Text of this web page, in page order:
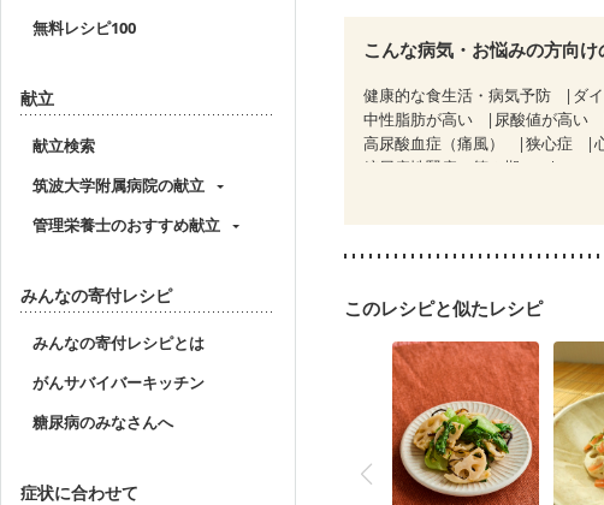
無料レシピ100
献立
献立検索
筑波大学附属病院の献立
管理栄養士のおすすめ献立
みんなの寄付レシピ
みんなの寄付レシピとは
がんサバイバーキッチン
糖尿病のみなさんへ
症状に合わせて
こんな病気・お悩みの方向
健康的な食生活・病気予防 ダ
中性脂肪が高い
尿酸値が高い
高尿酸血症（痛風）
狭心症
糖尿病性腎症（第３期）
CKD
このレシピと似たレシピ